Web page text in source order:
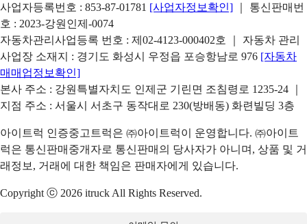
사업자등록번호 : 853-87-01781 [사업자정보확인]
｜ 통신판매번
호 : 2023-강원인제-0074
자동차관리사업등록 번호 : 제02-4123-000402호 ｜ 자동차 관리
사업장 소재지 : 경기도 화성시 우정읍 포승항남로 976 [자동차
매매업정보확인]
본사 주소 : 강원특별자치도 인제군 기린면 조침령로 1235-24 ｜
지점 주소 : 서울시 서초구 동작대로 230(방배동) 화련빌딩 3층
아이트럭 인증중고트럭은 ㈜아이트럭이 운영합니다. ㈜아이트
럭은 통신판매중개자로 통신판매의 당사자가 아니며, 상품 및 거
래정보, 거래에 대한 책임은 판매자에게 있습니다.
Copyright ⓒ 2026 itruck All Rights Reserved.